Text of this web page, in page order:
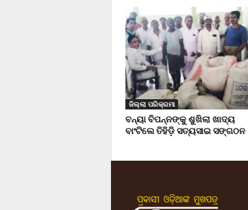
ଜିଲ୍ଲା ପରିକ୍ରମା
ବନ୍ୟା ବିପନ୍ନଙ୍କୁ ଶୁଖିଲା ଖାଦ୍ୟ
ବାଂଟିଲେ ତିହିଡି଼ ସତ୍ୟସାଇ ସଙ୍ଗଠନ